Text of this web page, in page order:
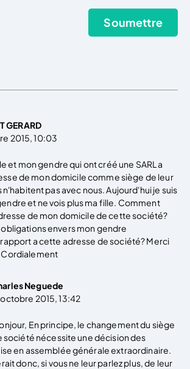
GERARD
2015, 10:03
et mon gendre qui ont créé une SARL a
de mon domicile comme siège de leur
pas avec nous. Aujourd'hui je suis
et ne vois plus ma fille. Comment
de mon domicile de cette société?
envers mon gendre
a cette adresse de société? Merci
Neguede
octobre 2015, 13:42
En principe, le changement du siège
société nécessite une décision des
en assemblée générale extraordinaire.
donc, si vous ne leur parlez plus, de leur